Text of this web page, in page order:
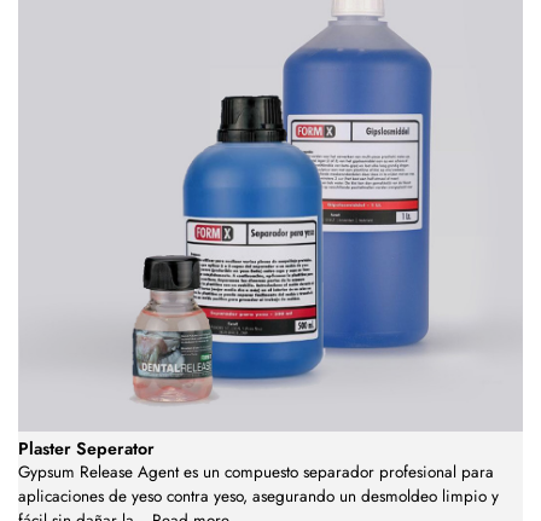
Plaster Seperator
Gypsum Release Agent es un compuesto separador profesional para
aplicaciones de yeso contra yeso, asegurando un desmoldeo limpio y